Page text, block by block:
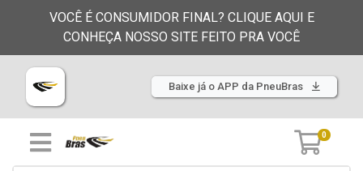
VOCÊ É CONSUMIDOR FINAL? CLIQUE AQUI E
CONHEÇA NOSSO SITE FEITO PRA VOCÊ
Baixe já o APP da PneuBras
0